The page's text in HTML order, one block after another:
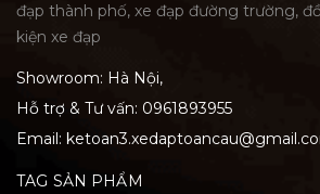
đạp thành phố, xe đạp đường trường,
kiện xe đạp
Showroom: Hà Nội,
Hỗ trợ & Tư vấn: 0961893955
Email:
TAG SẢN PHẨM